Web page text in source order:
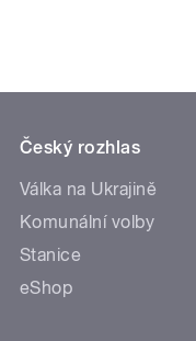
Český rozhlas
Válka na Ukrajině
Komunální volby
Stanice
eShop